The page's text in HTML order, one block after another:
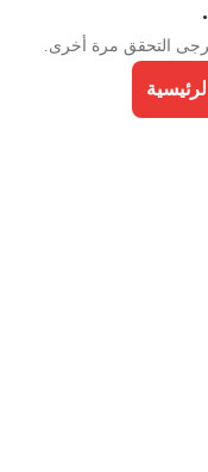
التحقق مرة أخرى.